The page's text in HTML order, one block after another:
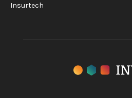
Insurtech